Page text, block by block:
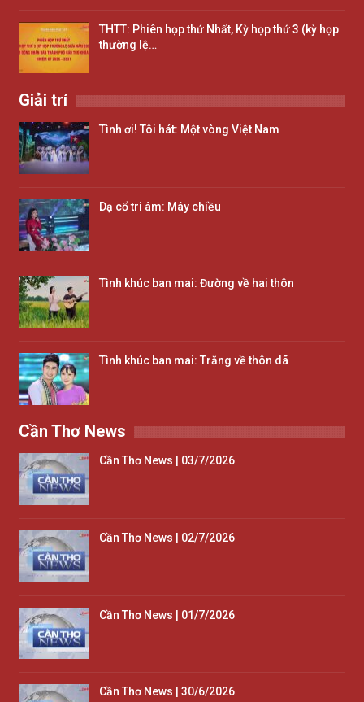
THTT: Phiên họp thứ Nhất, Kỳ họp thứ 3 (kỳ họp
thường lệ…
Giải trí
Tình ơi! Tôi hát: Một vòng Việt Nam
Dạ cổ tri âm: Mây chiều
Tình khúc ban mai: Đường về hai thôn
Tình khúc ban mai: Trăng về thôn dã
Cần Thơ News
Cần Thơ News | 03/7/2026
Cần Thơ News | 02/7/2026
Cần Thơ News | 01/7/2026
Cần Thơ News | 30/6/2026